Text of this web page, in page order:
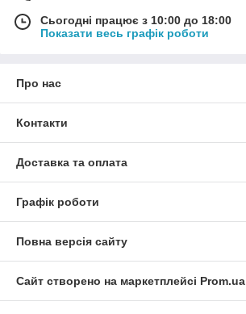
Сьогодні працює з 10:00 до 18:00
Показати весь графік роботи
Про нас
Контакти
Доставка та оплата
Графік роботи
Повна версія сайту
Сайт створено на маркетплейсі Prom.ua